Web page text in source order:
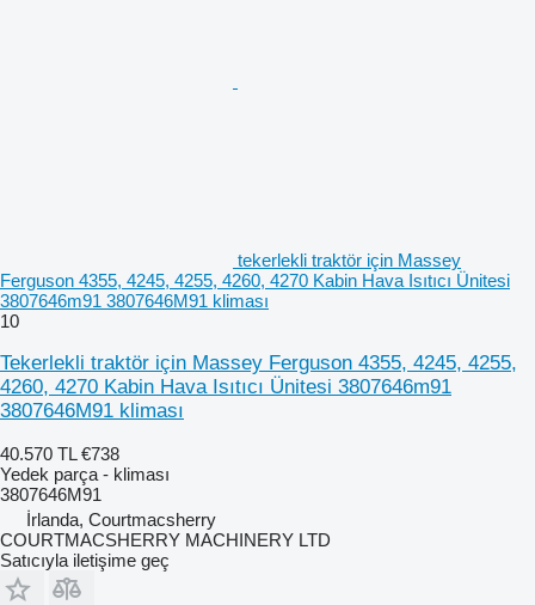
tekerlekli traktör için Massey
Ferguson 4355, 4245, 4255, 4260, 4270 Kabin Hava Isıtıcı Ünitesi
3807646m91 3807646M91 kliması
10
Tekerlekli traktör için Massey Ferguson 4355, 4245, 4255,
4260, 4270 Kabin Hava Isıtıcı Ünitesi 3807646m91
3807646M91 kliması
40.570 TL €738
Yedek parça - kliması
3807646M91
İrlanda, Courtmacsherry
COURTMACSHERRY MACHINERY LTD
Satıcıyla iletişime geç